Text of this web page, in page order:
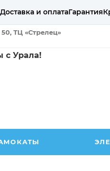
Доставка и оплатаГарантия
ТЦ «Стрелец»
с Урала!